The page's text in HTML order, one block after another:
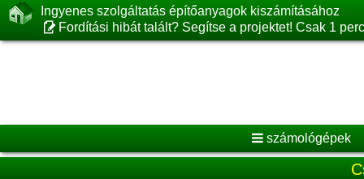
Ingyenes szolgáltatás építőanyagok kiszámításához
Fordítási hibát talált? Segítse a projektet! Csak 1
számológépek